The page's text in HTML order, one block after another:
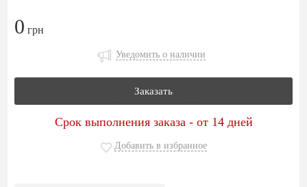
0 грн
Уведомить о наличии
Заказать
Срок выполнения заказа - от 14 дней
Добавить в избранное